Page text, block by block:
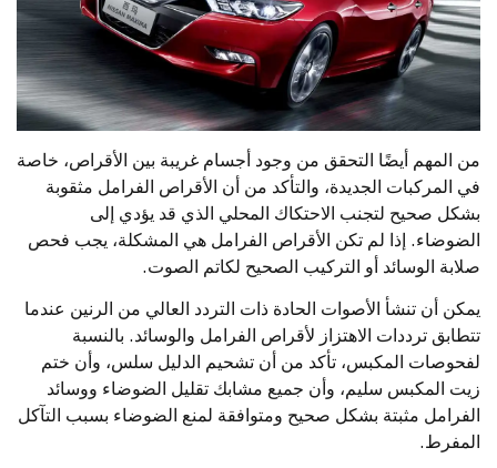
من المهم أيضًا التحقق من وجود أجسام غريبة بين الأقراص، خاصة
في المركبات الجديدة، والتأكد من أن الأقراص الفرامل مثقوبة
بشكل صحيح لتجنب الاحتكاك المحلي الذي قد يؤدي إلى
الضوضاء. إذا لم تكن الأقراص الفرامل هي المشكلة، يجب فحص
صلابة الوسائد أو التركيب الصحيح لكاتم الصوت.
يمكن أن تنشأ الأصوات الحادة ذات التردد العالي من الرنين عندما
تتطابق ترددات الاهتزاز لأقراص الفرامل والوسائد. بالنسبة
لفحوصات المكبس، تأكد من أن تشحيم الدليل سلس، وأن ختم
زيت المكبس سليم، وأن جميع مشابك تقليل الضوضاء ووسائد
الفرامل مثبتة بشكل صحيح ومتوافقة لمنع الضوضاء بسبب التآكل
المفرط.